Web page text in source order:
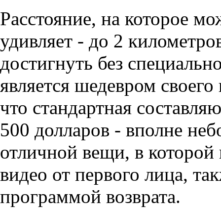
Расстояние, на которое
удивляет - до 2
достигнуть без
является шедевром
что стандартная
500 долларов - вполне
отличной вещи, в которой
видео от первого лица,
программой возврата.